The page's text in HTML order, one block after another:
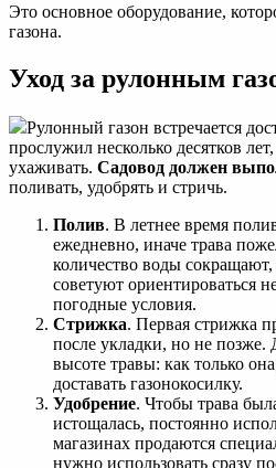
Это основное оборудование,
газона.
Уход за рулонным
Рулонный газон встречается
прослужил несколько десятков
ухаживать. Садовод должен
поливать, удобрять и стричь.
Полив. В летнее время
ежедневно, иначе трава
количество воды
советуют ориентироваться
погодные условия.
Стрижка. Первая стрижка
после укладки, но не
высоте травы: как только
доставать газонокосилку.
Удобрение. Чтобы трава
истощалась, постоянно
магазинах продаются
нужно использовать сразу